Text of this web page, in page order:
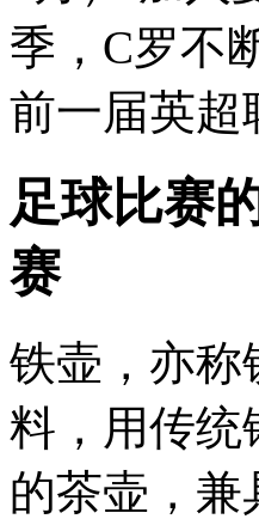
季，C罗不
前一届英超
足球比赛
赛
铁壶，亦称
料，用传统
的茶壶，兼